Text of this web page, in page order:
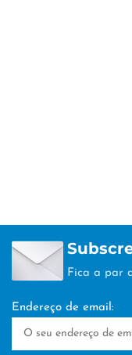
Fica a par
Endereço de email: